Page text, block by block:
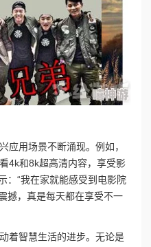
用场景不断涌现。例如，
4k和8k超高清内容，享受影
：“我在家就能感受到电影院
撼，真是每天都在享受不一
智慧生活的进步。无论是